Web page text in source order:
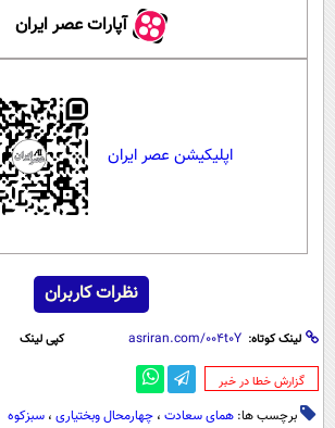
آپارات عصر ایران
اپلیکیشن عصر ایران
نظرات کاربران
لینک کوتاه: کپی لینک
‌گزارش خطا در خبر
برچسب ها: همای سعادت ، چهارمحال وبختیاری ، سبزکوه